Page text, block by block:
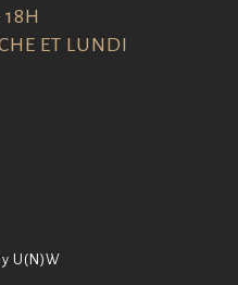
ET LUNDI
U(N)W